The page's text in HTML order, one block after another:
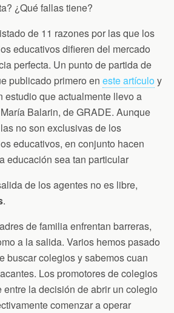
¿Qué fallas tiene?
de 11 razones por las que los
educativos difieren del mercado
perfecta. Un punto de partida de
publicado primero en este artículoy
estudio que actualmente llevo a
Balarin, de GRADE. Aunque
no son exclusivas de los
educativos, en conjunto hacen
educación sea tan particular
de los agentes no es libre,
.
de familia enfrentan barreras,
a la salida. Varios hemos pasado
buscar colegios y sabemos cuan
Los promotores de colegios
la decisión de abrir un colegio
comenzar a operar